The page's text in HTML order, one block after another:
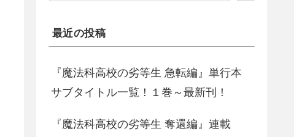
最近の投稿
『魔法科高校の劣等生 急転編』単行本
サブタイトル一覧！１巻～最新刊！
『魔法科高校の劣等生 奪還編』連載